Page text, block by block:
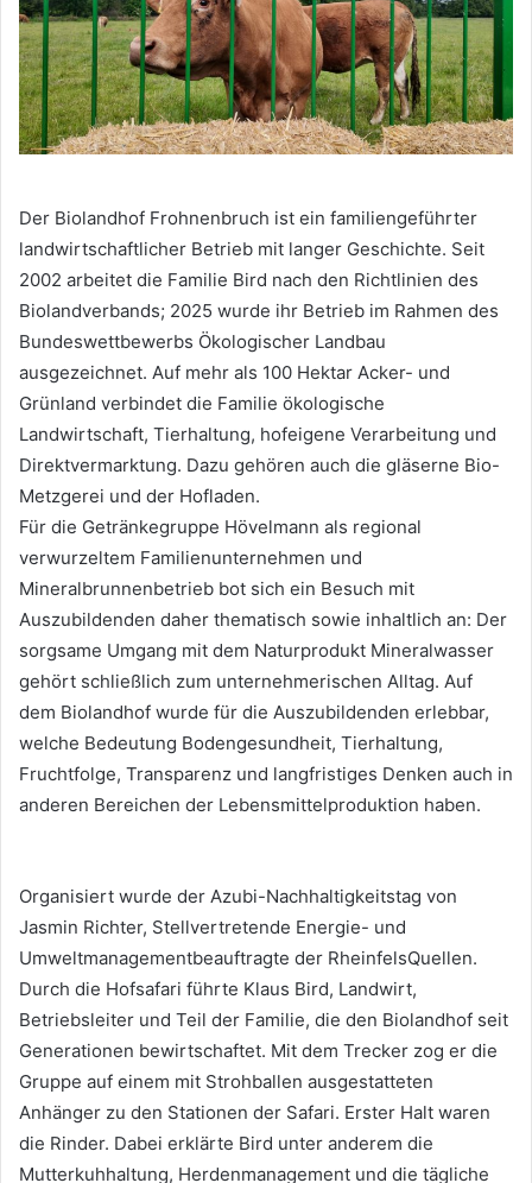
Der Biolandhof Frohnenbruch ist ein familiengeführter
landwirtschaftlicher Betrieb mit langer Geschichte. Seit
2002 arbeitet die Familie Bird nach den Richtlinien des
Biolandverbands; 2025 wurde ihr Betrieb im Rahmen des
Bundeswettbewerbs Ökologischer Landbau
ausgezeichnet. Auf mehr als 100 Hektar Acker- und
Grünland verbindet die Familie ökologische
Landwirtschaft, Tierhaltung, hofeigene Verarbeitung und
Direktvermarktung. Dazu gehören auch die gläserne Bio-
Metzgerei und der Hofladen.
Für die Getränkegruppe Hövelmann als regional
verwurzeltem Familienunternehmen und
Mineralbrunnenbetrieb bot sich ein Besuch mit
Auszubildenden daher thematisch sowie inhaltlich an: Der
sorgsame Umgang mit dem Naturprodukt Mineralwasser
gehört schließlich zum unternehmerischen Alltag. Auf
dem Biolandhof wurde für die Auszubildenden erlebbar,
welche Bedeutung Bodengesundheit, Tierhaltung,
Fruchtfolge, Transparenz und langfristiges Denken auch in
anderen Bereichen der Lebensmittelproduktion haben.
Organisiert wurde der Azubi-Nachhaltigkeitstag von
Jasmin Richter, Stellvertretende Energie- und
Umweltmanagementbeauftragte der RheinfelsQuellen.
Durch die Hofsafari führte Klaus Bird, Landwirt,
Betriebsleiter und Teil der Familie, die den Biolandhof seit
Generationen bewirtschaftet. Mit dem Trecker zog er die
Gruppe auf einem mit Strohballen ausgestatteten
Anhänger zu den Stationen der Safari. Erster Halt waren
die Rinder. Dabei erklärte Bird unter anderem die
Mutterkuhhaltung, Herdenmanagement und die tägliche